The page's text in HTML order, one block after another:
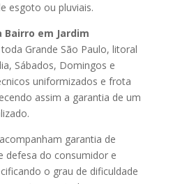
esgoto ou pluviais.
Bairro em Jardim
Grande São Paulo, litoral
Sábados, Domingos e
uniformizados e frota
assim a garantia de um
garantia de
defesa do consumidor e
o grau de dificuldade